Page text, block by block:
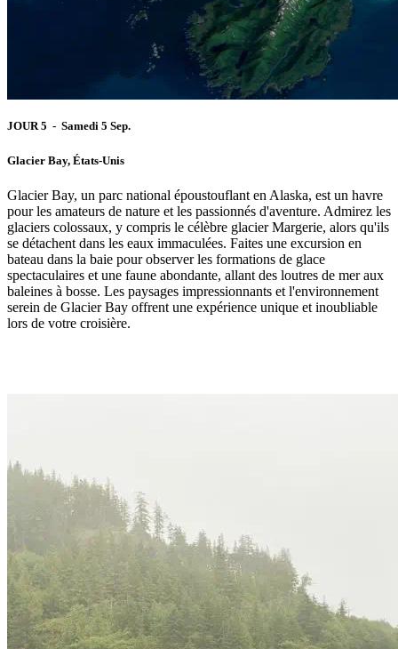
JOUR 5 - Samedi 5 Sep.
Glacier Bay, États-Unis
Glacier Bay, un parc national époustouflant en Alaska, est un havre
pour les amateurs de nature et les passionnés d'aventure. Admirez les
glaciers colossaux, y compris le célèbre glacier Margerie, alors qu'ils
se détachent dans les eaux immaculées. Faites une excursion en
bateau dans la baie pour observer les formations de glace
spectaculaires et une faune abondante, allant des loutres de mer aux
baleines à bosse. Les paysages impressionnants et l'environnement
serein de Glacier Bay offrent une expérience unique et inoubliable
lors de votre croisière.